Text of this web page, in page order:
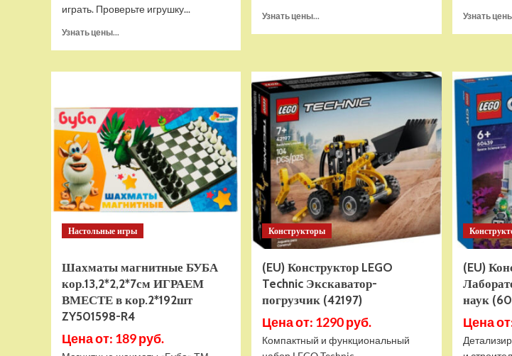
играть. Проверьте игрушку...
Узнать цены...
Тянущаяся
Тайро
и
Гигабивень
Водная
Атака
Узнать цены...
RiverToys
K999PX
белый
Узнать
Настольные игры
Шахматы магнитные БУБА
кор.13,2*2,2*7см ИГРАЕМ
ВМЕСТЕ в кор.2*192шт
ZY501598-R4
Цена от: 189 руб.
Конструкторы
(EU) Конструктор LEGO
Technic Экскаватор-
погрузчик (42197)
Цена от: 1290 руб.
Компактный и функциональный
(EU)
наук
Цена